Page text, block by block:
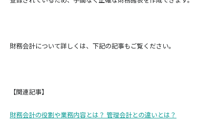
財務会計について詳しくは、下記の記事もご覧ください。
【関連記事】
財務会計の役割や業務内容とは？ 管理会計との違いとは？